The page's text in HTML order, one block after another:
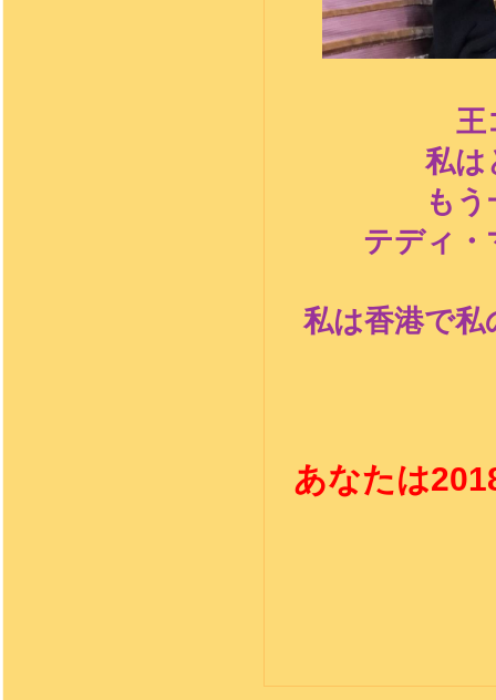
王
私は
も
テディ
私は香港で
あなたは